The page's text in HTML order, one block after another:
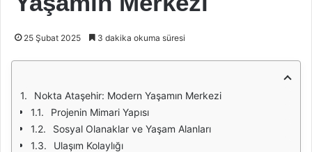
25 Şubat 2025 3 dakika okuma süresi
Nokta Ataşehir: Modern Yaşamın Merkezi
Projenin Mimari Yapısı
Sosyal Olanaklar ve Yaşam Alanları
Ulaşım Kolaylığı